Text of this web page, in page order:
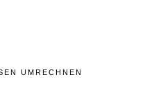
UMRECHNEN